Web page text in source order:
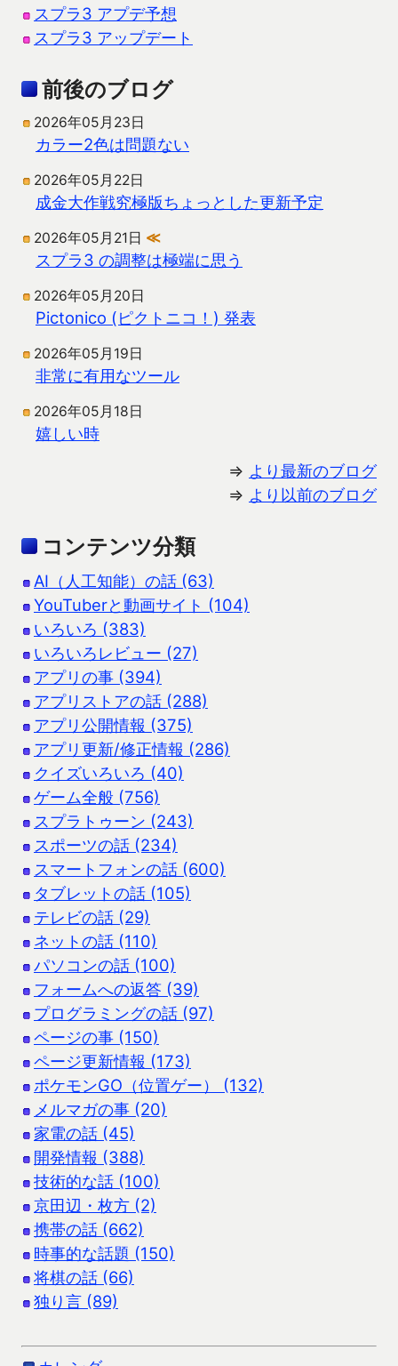
スプラ3 アプデ予想
スプラ3 アップデート
前後のブログ
2026年05月23日
カラー2色は問題ない
2026年05月22日
成金大作戦究極版ちょっとした更新予定
2026年05月21日 ≪
スプラ3 の調整は極端に思う
2026年05月20日
Pictonico (ピクトニコ！) 発表
2026年05月19日
非常に有用なツール
2026年05月18日
嬉しい時
⇒ より最新のブログ
⇒ より以前のブログ
コンテンツ分類
AI（人工知能）の話 (63)
YouTuberと動画サイト (104)
いろいろ (383)
いろいろレビュー (27)
アプリの事 (394)
アプリストアの話 (288)
アプリ公開情報 (375)
アプリ更新/修正情報 (286)
クイズいろいろ (40)
ゲーム全般 (756)
スプラトゥーン (243)
スポーツの話 (234)
スマートフォンの話 (600)
タブレットの話 (105)
テレビの話 (29)
ネットの話 (110)
パソコンの話 (100)
フォームへの返答 (39)
プログラミングの話 (97)
ページの事 (150)
ページ更新情報 (173)
ポケモンGO（位置ゲー） (132)
メルマガの事 (20)
家電の話 (45)
開発情報 (388)
技術的な話 (100)
京田辺・枚方 (2)
携帯の話 (662)
時事的な話題 (150)
将棋の話 (66)
独り言 (89)